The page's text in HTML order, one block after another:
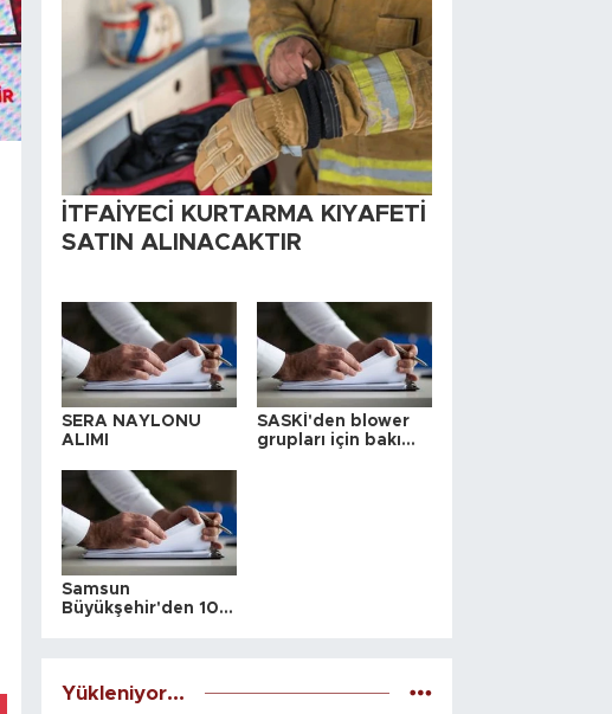
İTFAİYECİ KURTARMA KIYAFETİ
SATIN ALINACAKTIR
SERA NAYLONU
ALIMI
SASKİ'den blower
grupları için bakım
Samsun
Büyükşehir'den 10
Yükleniyor...